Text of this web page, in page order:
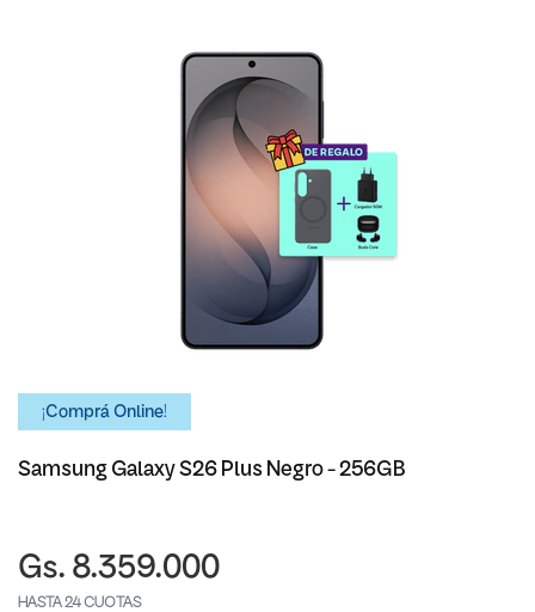
¡Comprá Online!
Samsung Galaxy S26 Plus Negro - 256GB
Gs. 8.359.000
HASTA 24 CUOTAS